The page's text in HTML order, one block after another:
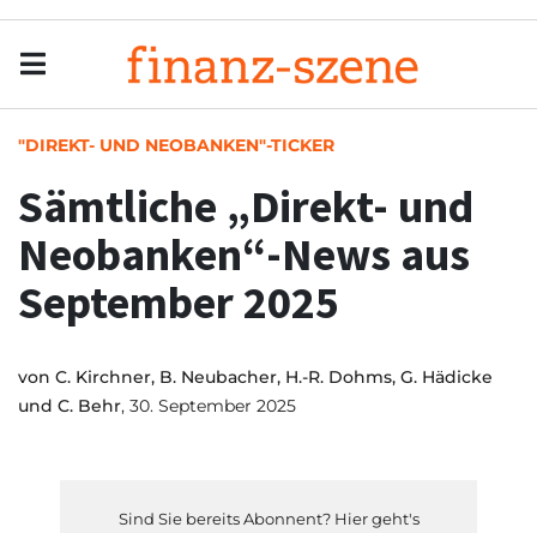
"DIREKT- UND NEOBANKEN"-TICKER
Sämtliche „Direkt- und
Neobanken“-News aus
September 2025
von C. Kirchner, B. Neubacher, H.-R. Dohms, G. Hädicke
und C. Behr, 30. September 2025
Sind Sie bereits Abonnent? Hier geht's